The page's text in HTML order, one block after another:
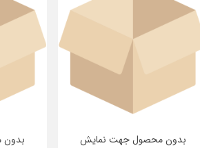
بدون محصول جهت نمایش